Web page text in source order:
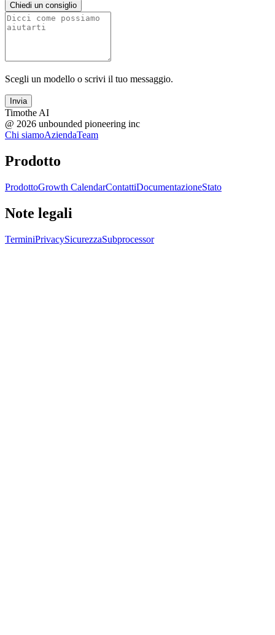
Chiedi un consiglio
Scegli un modello o scrivi il tuo messaggio.
Invia
Timothe AI
@ 2026 unbounded pioneering inc
Chi siamoAziendaTeam
Prodotto
ProdottoGrowth CalendarContattiDocumentazioneStato
Note legali
TerminiPrivacySicurezzaSubprocessor